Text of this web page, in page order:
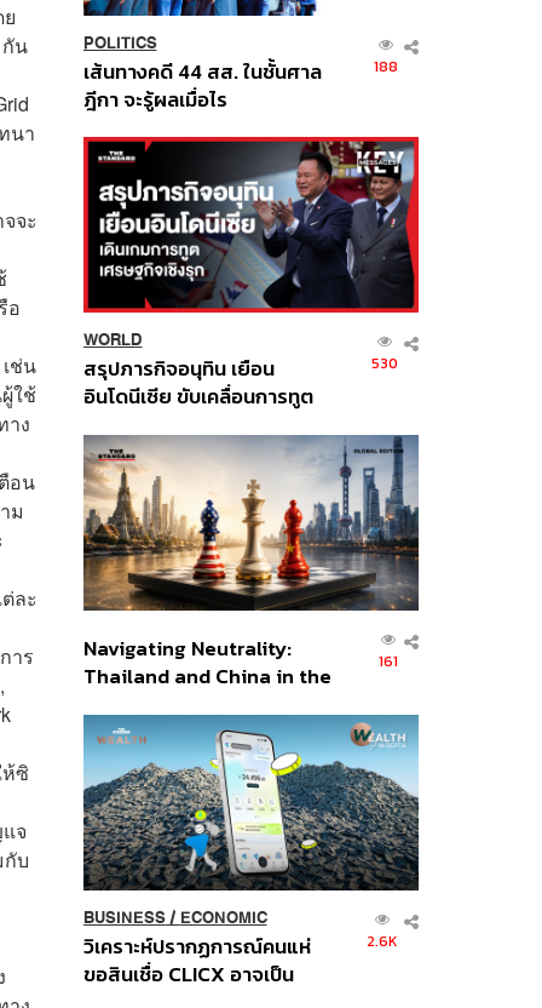
กัน
นา
จะ
อ
ช่น
ใช้
าง
อน
ม
ละ
าร
ห้ซิ
จ
บ
POLITICS
เส้นทางคดี 44 สส. ในชั้นศาล
ฎีกา จะรู้ผลเมื่อไร
188
WORLD
สรุปภารกิจอนุทิน เยือน
อินโดนีเซีย ขับเคลื่อนการทูต
ส่วนยุทธศาสตร์ไทย –
อินโดนีเซีย
530
Navigating Neutrality:
Thailand and China in the
Order
161
BUSINESS/ ECONOMIC
วิเคราะห์ปรากฏการณ์คนแห่
ขอสินเชื่อ CLICX อาจเป็น
2.6K